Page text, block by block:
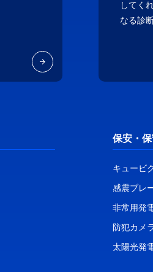
してく
なる診
保安・
キュービ
感震ブレ
非常用発
防犯カメ
太陽光発